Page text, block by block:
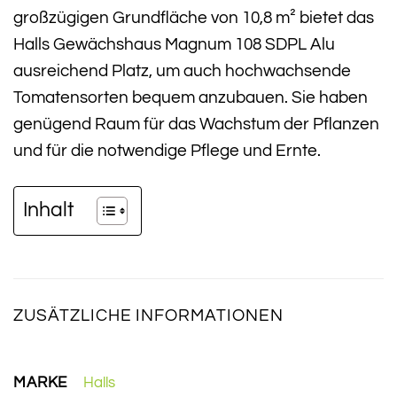
großzügigen Grundfläche von 10,8 m² bietet das
Halls Gewächshaus Magnum 108 SDPL Alu
ausreichend Platz, um auch hochwachsende
Tomatensorten bequem anzubauen. Sie haben
genügend Raum für das Wachstum der Pflanzen
und für die notwendige Pflege und Ernte.
Inhalt
ZUSÄTZLICHE INFORMATIONEN
MARKE Halls